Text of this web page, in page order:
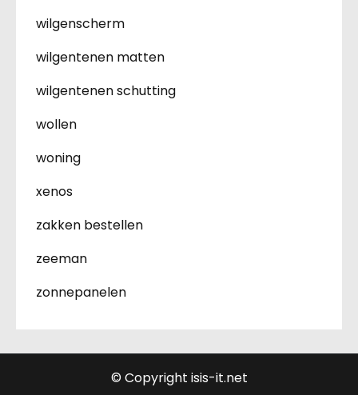
wilgenscherm
wilgentenen matten
wilgentenen schutting
wollen
woning
xenos
zakken bestellen
zeeman
zonnepanelen
© Copyright isis-it.net